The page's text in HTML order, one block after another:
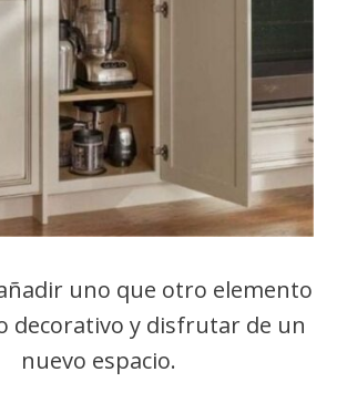
uno que otro elemento
decorativo y disfrutar de un
nuevo espacio.